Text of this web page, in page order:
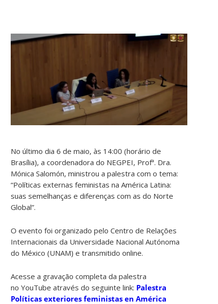
No último dia 6 de maio, às 14:00 (horário de
Brasília), a coordenadora do NEGPEI, Profª. Dra.
Mónica Salomón, ministrou a palestra com o tema:
“Políticas externas feministas na América Latina:
suas semelhanças e diferenças com as do Norte
Global”.
O evento foi organizado pelo Centro de Relações
Internacionais da Universidade Nacional Autónoma
do México (UNAM) e transmitido online.
Acesse a gravação completa da palestra
no YouTube através do seguinte link: Palestra
Políticas exteriores feministas en América